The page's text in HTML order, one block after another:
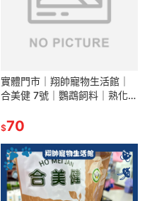
實體門市｜翔帥寵物生活館｜
合美健 7號｜鸚鵡飼料｜熟化完
鳥飼料｜
$70